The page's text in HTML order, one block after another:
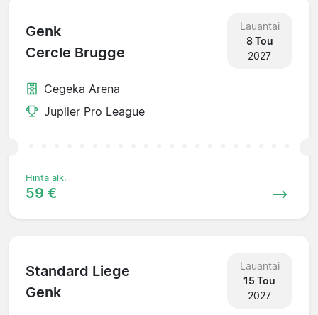
Genk
Cercle Brugge
Lauantai
8 Tou
2027
Cegeka Arena
Jupiler Pro League
Hinta alk.
59 €
Standard Liege
Genk
Lauantai
15 Tou
2027